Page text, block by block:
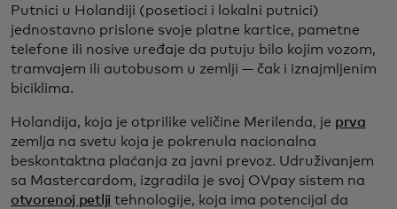
Putnici u Holandiji (posetioci i lokalni putnici)
jednostavno prislone svoje platne kartice, pametne
telefone ili nosive uređaje da putuju bilo kojim vozom,
tramvajem ili autobusom u zemlji — čak i iznajmljenim
biciklima.
Holandija, koja je otprilike veličine Merilenda, je prva
zemlja na svetu koja je pokrenula nacionalna
beskontaktna plaćanja za javni prevoz. Udruživanjem
sa Mastercardom, izgradila je svoj OVpay sistem na
otvorenoj petlji tehnologije, koja ima potencijal da